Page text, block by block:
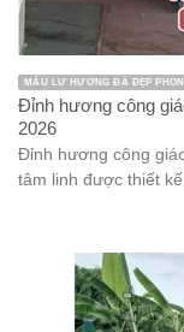
MẪU LƯ HƯƠNG ĐÁ ĐẸP
Đỉnh hương công
2026
Đỉnh hương công
tâm linh được thiết